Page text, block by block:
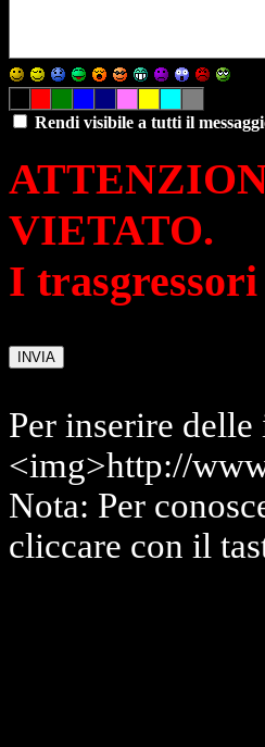
Rendi visibile a tutti il
VIETATO.
I
Per inserire delle
<img>http://
Nota: Per
cliccare con il